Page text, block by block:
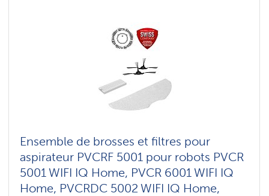
Ensemble de brosses et filtres pour
aspirateur PVCRF 5001 pour robots PVCR
5001 WIFI IQ Home, PVCR 6001 WIFI IQ
Home, PVCRDC 5002 WIFI IQ Home,